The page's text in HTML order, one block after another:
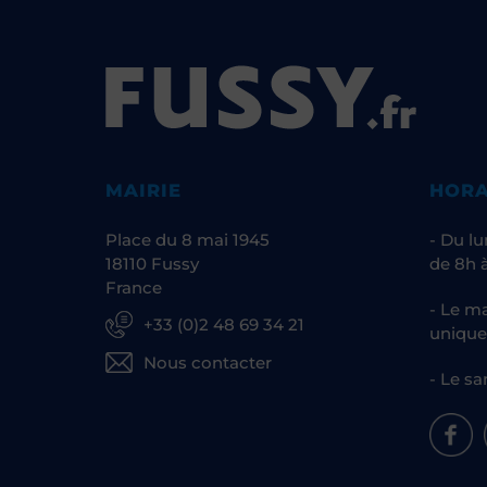
MAIRIE
Place du 8 mai 1945
18110 Fussy
France
+33 (0)2 48 69 34 21
Nous contacter
- Du
de 8h
- Le
- Le